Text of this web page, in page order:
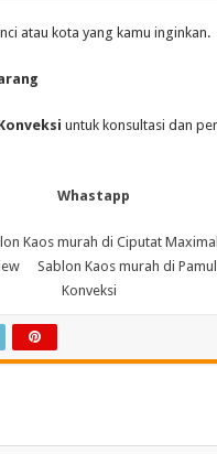
atau kota yang kamu inginkan.
untuk konsultasi dan
Whastapp
Kaos murah di Ciputat Maximal
Sablon Kaos murah di
Konveksi